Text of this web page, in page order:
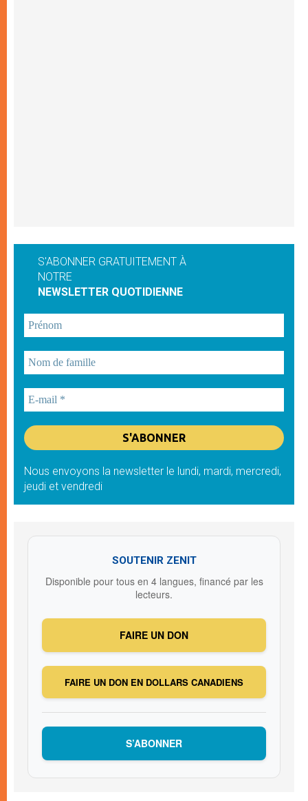
S'ABONNER GRATUITEMENT À
NOTRE
NEWSLETTER QUOTIDIENNE
Nous envoyons la newsletter le lundi, mardi, mercredi,
jeudi et vendredi
SOUTENIR ZENIT
Disponible pour tous en 4 langues, financé par les
lecteurs.
FAIRE UN DON
FAIRE UN DON EN DOLLARS CANADIENS
S’ABONNER